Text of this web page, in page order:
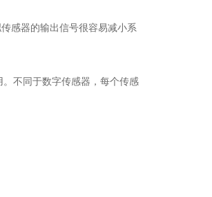
感器的输出信号很容易减小系
不同于数字传感器，每个传感